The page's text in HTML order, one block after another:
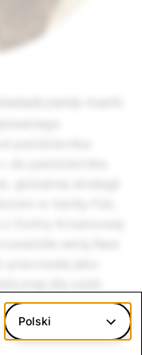
jest członkiem
Theater i Walden
powiernika w
Polski